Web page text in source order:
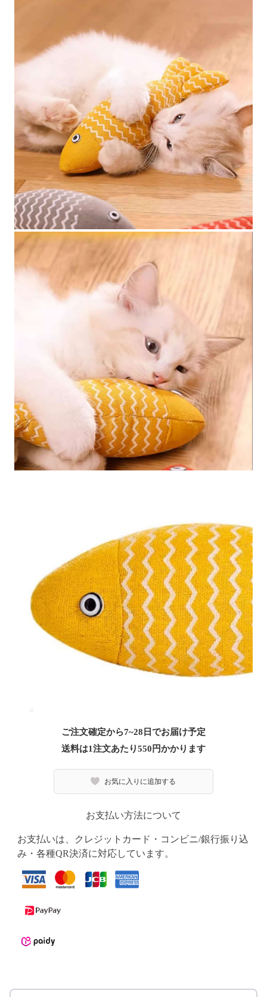
ご注文確定から7~28日でお届け予定
送料は1注文あたり550 円かかります
お気に入りに追加する
お支払い方法について
お支払いは、クレジットカード・コンビニ/銀行振り込
み・各種QR決済に対応しています。